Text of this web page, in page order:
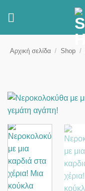
Αρχική σελίδα / Shop /